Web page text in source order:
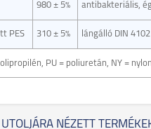
980 ± 5% antibakteriális,
PES 310 ± 5% lángálló DIN
PU = poliuretán, NY = nylon
UTOLJÁRA NÉZETT